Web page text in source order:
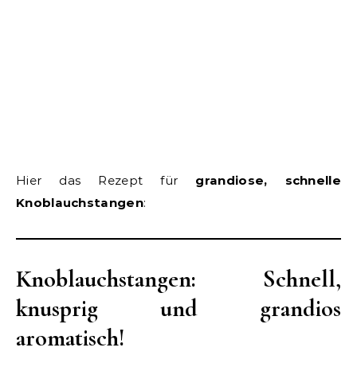
Hier das Rezept für grandiose, schnelle
Knoblauchstangen:
Knoblauchstangen: Schnell,
knusprig und grandios
aromatisch!